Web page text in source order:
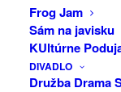
Frog Jam
Sám na javisku
KUltúrne
DIVADLO
Družba Drama
Eius lorem
sensibus
facilisis
rationibus